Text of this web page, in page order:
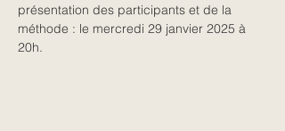
présentation des participants et de la
méthode : le mercredi 29 janvier 2025 à
20h.